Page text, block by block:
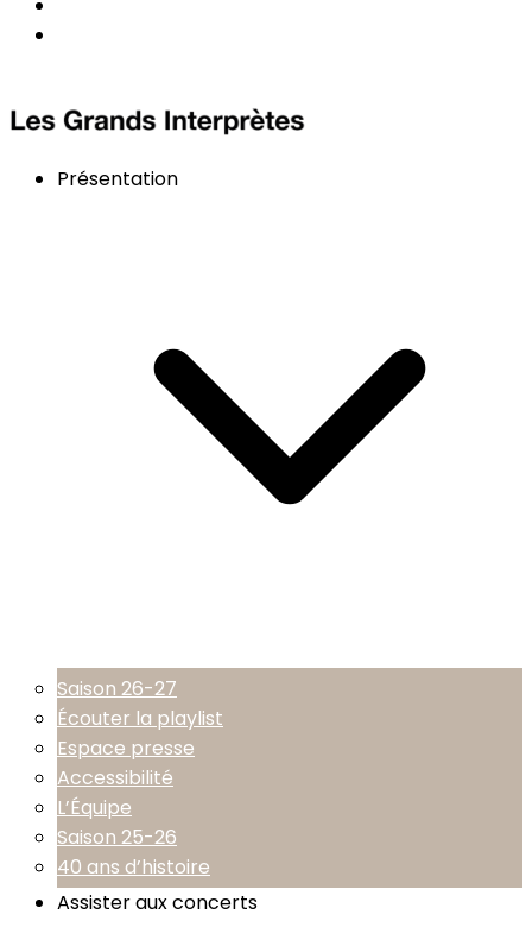
Présentation
Saison 26-27
Écouter la playlist
Espace presse
Accessibilité
L’Équipe
Saison 25-26
40 ans d’histoire
Assister aux concerts